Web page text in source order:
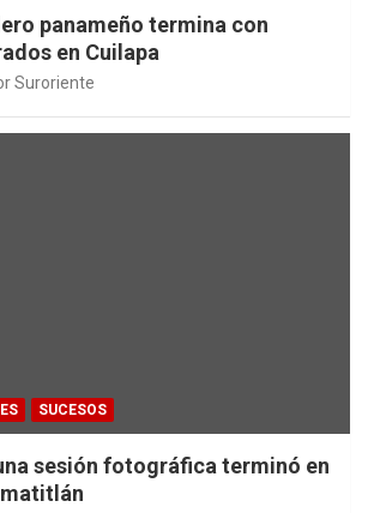
panameño termina con
en Cuilapa
Suroriente
SUCESOS
sesión fotográfica terminó en